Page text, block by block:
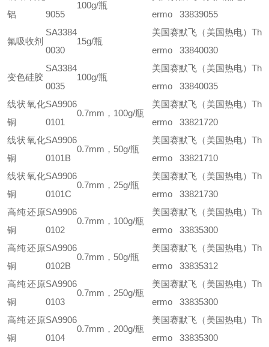
铝
9055
100g/瓶
ermo 33839055
氟吸收剂
SA3384
0030
15g/瓶
美国赛默飞（美国热电）Th
ermo 33840030
变色硅胶
SA3384
0035
100g/瓶
美国赛默飞（美国热电）Th
ermo 33840035
线状氧化
铜
SA9906
0101
0.7mm，100g/瓶
美国赛默飞（美国热电）Th
ermo 33821720
线状氧化
铜
SA9906
0101B
0.7mm，50g/瓶
美国赛默飞（美国热电）Th
ermo 33821710
线状氧化
铜
SA9906
0101C
0.7mm，25g/瓶
美国赛默飞（美国热电）Th
ermo 33821730
高纯还原
铜
SA9906
0102
0.7mm，100g/瓶
美国赛默飞（美国热电）Th
ermo 33835300
高纯还原
铜
SA9906
0102B
0.7mm，50g/瓶
美国赛默飞（美国热电）Th
ermo 33835312
高纯还原
铜
SA9906
0103
0.7mm，250g/瓶
美国赛默飞（美国热电）Th
ermo 33835300
高纯还原
铜
SA9906
0104
0.7mm，200g/瓶
美国赛默飞（美国热电）Th
ermo 33835300